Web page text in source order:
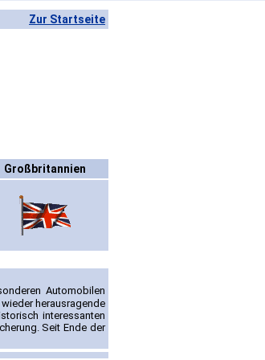
Zur Startseite
Großbritannien
Automobilen
herausragende
interessanten
Seit Ende der